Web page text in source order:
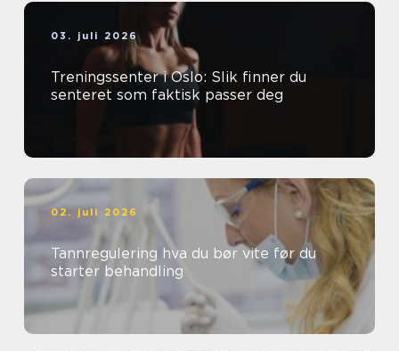
03. juli 2026
Treningssenter i Oslo: Slik finner du
senteret som faktisk passer deg
02. juli 2026
Tannregulering hva du bør vite før du
starter behandling